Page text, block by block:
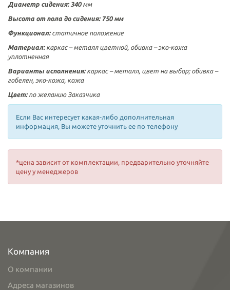
Диаметр сидения: 340 мм
Высота от пола до сидения: 750 мм
Функционал:статичное положение
Материал:каркас – металл цветной, обивка – эко-кожа
уплотненная
Варианты исполнения:каркас – металл, цвет на выбор; обивка –
гобелен, эко-кожа, кожа
Цвет: по желанию Заказчика
Если Вас интересует какая-либо дополнительная
информация, Вы можете уточнить ее по телефону
*цена зависит от комплектации, предварительно уточняйте
цену у менеджеров
Компания
О компании
Адреса магазинов